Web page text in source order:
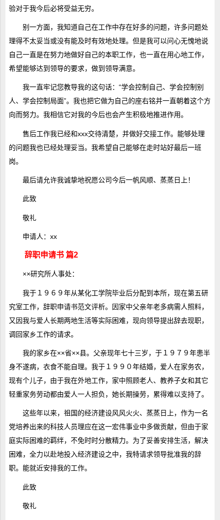
验对于我今后必将受益无穷。
别一方面，我知道自己在工作中存在好多的问题，许多问题处
理得不太妥当或没有能及时有效地处理。但是我可以问心无愧地说
自己一直是在努力地做好自己的本职工作，也一直在用心地工作，
希望能够达到领导的要求，做到领导满意。
我一直牢记您教导我的这句话：“学会控制自己、学会控制别
人、学会控制局面”。我也把它做为自己的座右铭并一直朝着这个方
向而努力。我相信它对我的今后也会产生积极地推进作用。
售后工作我已经和xxx交待清楚，并做好交接工作。能够处理
的问题我也已经处理妥当。我希望自己能够在走时站好最后一班
岗。
最后请允许我诚挚地祝愿公司今后一帆风顺、蒸蒸日上！
此致
敬礼
申请人：xx
辞职申请书 篇2
××研究所人事处：
我于１９６９年从某化工学院毕业后分配到本所，现在第五研
究室工作，辞职申请书范文评析。因家中父亲年老多病需人照料，
又因我与爱人长期两地生活等实际困难，现向领导提出辞去现职，
调回家乡工作的请求。
我的家乡在××省××县。父亲现年七十三岁，于１９７９年患半
身不遂病，衣食不能自理。我于１９９０年结婚，爱人在家务农，
现有个儿子，由于我在外地工作，家中照顾老人、教养子女和其它
轻重家务劳动都由爱人一人担负，她长期操劳，累得难以支持了。
这些年以来，祖国的经济建设风风火火、蒸蒸日上，作为一名
党培养出来的科技人员理应在这一宏伟事业中多做贡献，但由于家
庭实际困难的羁绊，不免时时分散精力。为了妥善安排生活，解决
困难，全力以赴地投入经济建设之中，我特请求领导批准我的辞
职。能就近安排我的工作。
此致
敬礼